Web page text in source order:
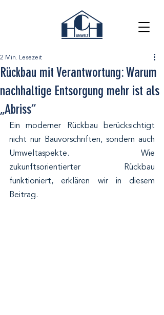
Rückbau mit Verantwortung: Warum
nachhaltige Entsorgung mehr ist als
„Abriss“
2 Min. Lesezeit
Ein moderner Rückbau berücksichtigt
nicht nur Bauvorschriften, sondern auch
Umweltaspekte. Wie
zukunftsorientierter Rückbau
funktioniert, erklären wir in diesem
Beitrag.